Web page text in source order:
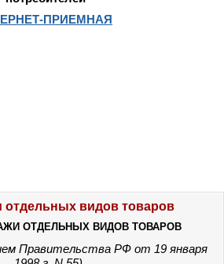
ПРИЕМНАЯ
отдельных видов товаров
ОТДЕЛЬНЫХ ВИДОВ ТОВАРОВ
Правительства РФ от 19 января